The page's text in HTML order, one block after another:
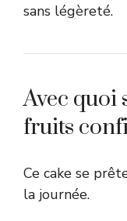
sans légèreté.
Avec quoi
fruits
Ce cake se
la journée.